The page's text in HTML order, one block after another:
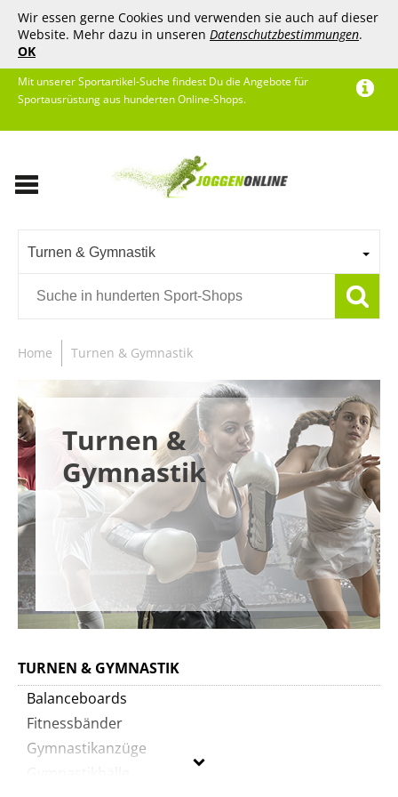
Wir essen gerne Cookies und verwenden sie auch auf dieser
Website. Mehr dazu in unseren Datenschutzbestimmungen.
OK
Mit unserer Sportartikel-Suche findest Du die Angebote für
Sportausrüstung aus hunderten Online-Shops.
Turnen & Gymnastik
Home Turnen & Gymnastik
Turnen &
Gymnastik
TURNEN & GYMNASTIK
Balanceboards
Fitnessbänder
Gymnastikanzüge